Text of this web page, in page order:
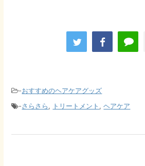
-おすすめのヘアケアグッズ
-さらさら, トリートメント ,ヘアケア